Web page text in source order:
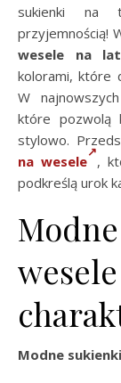
sukienki na
przyjemnością!
wesele na
kolorami, które
W
które pozwolą
stylowo.
na wesele ,
podkreślą urok
Modne